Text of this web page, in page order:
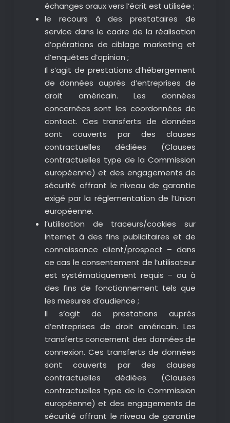
échanges oraux vers l’écrit est utilisée ;
le recours à des prestataires de
service dans le cadre de la réalisation
d’opérations de ciblage marketing et
d’enquêtes d’opinion ;
Il s’agit de prestations d’hébergement
de données auprès d’entreprises de
droit américain. Les données
concernées sont les coordonnées de
contact. Ces transferts de données
sont couverts par des clauses
contractuelles dédiées (Clauses
contractuelles type de la Commission
européenne) et des engagements de
sécurité offrant le niveau de garantie
exigé par la réglementation de l’Union
européenne.
l’utilisation de traceurs/cookies sur
Internet à des fins publicitaires et de
connaissance client/prospect – dans
ce cas le consentement de l’utilisateur
est systématiquement requis – ou à
des fins de fonctionnement tels que
les mesures d’audience ;
Il s’agit de prestations auprès
d’entreprises de droit américain. Les
transferts concernent des données de
connexion. Ces transferts de données
sont couverts par des clauses
contractuelles dédiées (Clauses
contractuelles type de la Commission
européenne) et des engagements de
sécurité offrant le niveau de garantie